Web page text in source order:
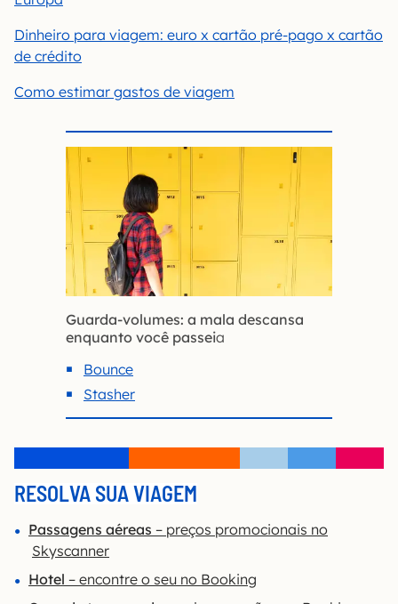
Dinheiro para viagem: euro x cartão pré-pago x cartão
de crédito
Como estimar gastos de viagem
Guarda-volumes: a mala descansa
enquanto você passeia
Bounce
Stasher
RESOLVA SUA VIAGEM
Passagens aéreas – preços promocionais no
Skyscanner
Hotel – encontre o seu no Booking